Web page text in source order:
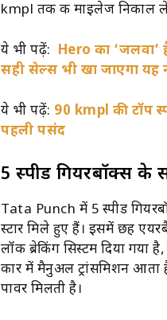
kmpl तक की माइलेज निकाल
ये भी पढ़ें: Heroका ‘जलवा’
सही सेल्स भी खा जाएगा यह
ये भी पढ़ें: 90 kmpl की टॉप
पहली पसंद
5 स्पीड गियरबॉक्स के
Tata Punch में 5 स्पीड
स्टार मिले हुए हैं। इसमें छह
लॉक ब्रेकिंग सिस्टम दिया
कार में मैनुअल ट्रांसमिशन
पावर मिलती है।